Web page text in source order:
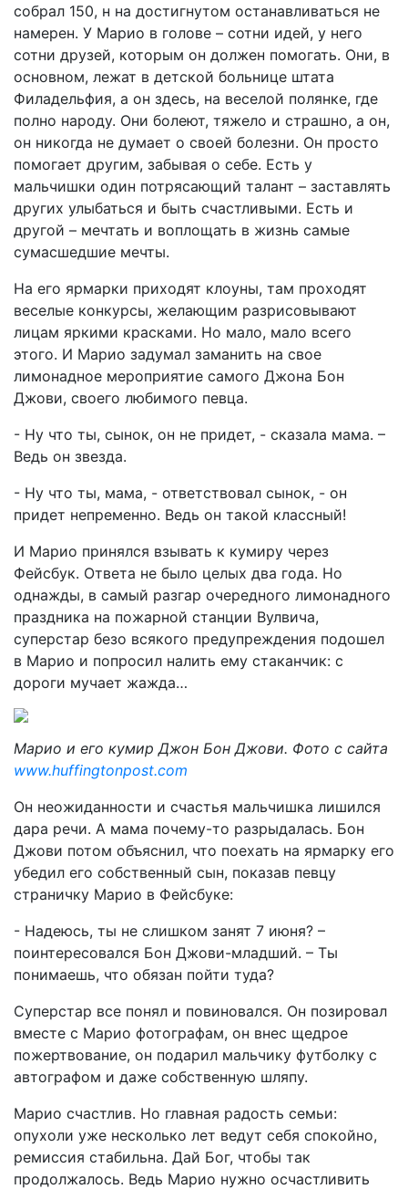
собрал 150, н на достигнутом останавливаться не
намерен. У Марио в голове – сотни идей, у него
сотни друзей, которым он должен помогать. Они, в
основном, лежат в детской больнице штата
Филадельфия, а он здесь, на веселой полянке, где
полно народу. Они болеют, тяжело и страшно, а он,
он никогда не думает о своей болезни. Он просто
помогает другим, забывая о себе. Есть у
мальчишки один потрясающий талант – заставлять
других улыбаться и быть счастливыми. Есть и
другой – мечтать и воплощать в жизнь самые
сумасшедшие мечты.
На его ярмарки приходят клоуны, там проходят
веселые конкурсы, желающим разрисовывают
лицам яркими красками. Но мало, мало всего
этого. И Марио задумал заманить на свое
лимонадное мероприятие самого Джона Бон
Джови, своего любимого певца.
- Ну что ты, сынок, он не придет, - сказала мама. –
Ведь он звезда.
- Ну что ты, мама, - ответствовал сынок, - он
придет непременно. Ведь он такой классный!
И Марио принялся взывать к кумиру через
Фейсбук. Ответа не было целых два года. Но
однажды, в самый разгар очередного лимонадного
праздника на пожарной станции Вулвича,
суперстар безо всякого предупреждения подошел
в Марио и попросил налить ему стаканчик: с
дороги мучает жажда…
Марио и его кумир Джон Бон Джови. Фото с сайта
www.huffingtonpost.com
Он неожиданности и счастья мальчишка лишился
дара речи. А мама почему-то разрыдалась. Бон
Джови потом объяснил, что поехать на ярмарку его
убедил его собственный сын, показав певцу
страничку Марио в Фейсбуке:
- Надеюсь, ты не слишком занят 7 июня? –
поинтересовался Бон Джови-младший. – Ты
понимаешь, что обязан пойти туда?
Суперстар все понял и повиновался. Он позировал
вместе с Марио фотографам, он внес щедрое
пожертвование, он подарил мальчику футболку с
автографом и даже собственную шляпу.
Марио счастлив. Но главная радость семьи:
опухоли уже несколько лет ведут себя спокойно,
ремиссия стабильна. Дай Бог, чтобы так
продолжалось. Ведь Марио нужно осчастливить